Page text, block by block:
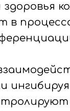
в